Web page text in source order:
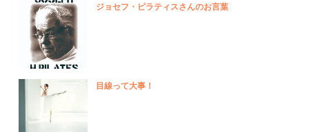
ジョセフ・ピラティスさんのお言葉
目線って大事！